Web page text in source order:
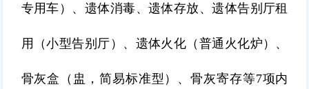
专用车）、遗体消毒、遗体存放、遗体告别厅租
用（小型告别厅）、遗体火化（普通火化炉）、
骨灰盒（盅，简易标准型）、骨灰寄存等7项内